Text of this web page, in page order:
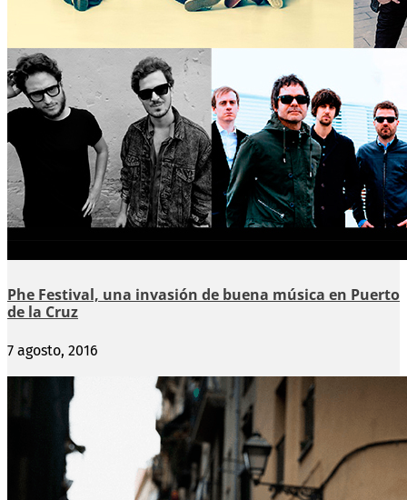
Phe Festival, una invasión de buena música en Puerto
de la Cruz
7 agosto, 2016